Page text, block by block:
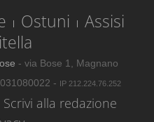
Ostuni
Assisi
- via Bose 1, Magnano
- IP 212.224.76.252
Scrivi alla redazione